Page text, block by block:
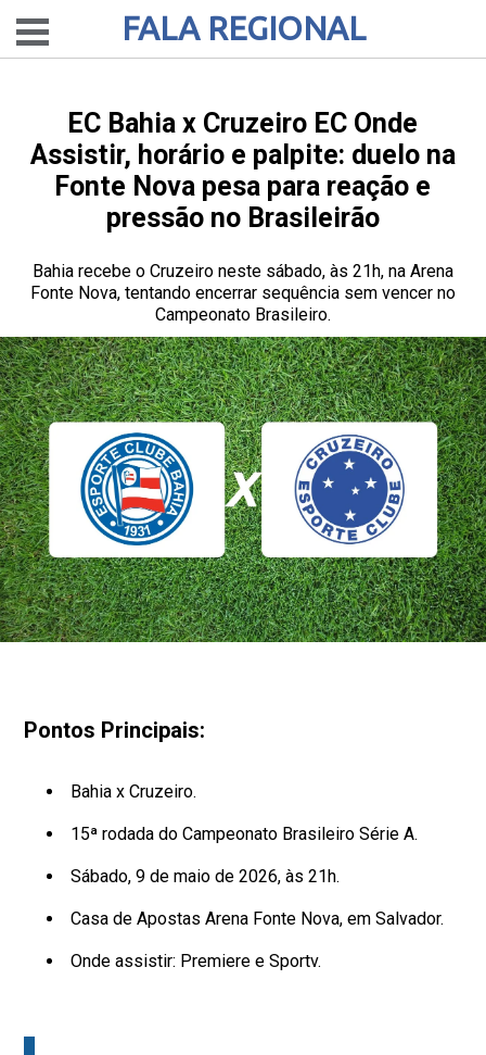
FALA REGIONAL
EC Bahia x Cruzeiro EC Onde
Assistir, horário e palpite: duelo na
Fonte Nova pesa para reação e
pressão no Brasileirão
Bahia recebe o Cruzeiro neste sábado, às 21h, na Arena
Fonte Nova, tentando encerrar sequência sem vencer no
Campeonato Brasileiro.
Pontos Principais:
Bahia x Cruzeiro.
15ª rodada do Campeonato Brasileiro Série A.
Sábado, 9 de maio de 2026, às 21h.
Casa de Apostas Arena Fonte Nova, em Salvador.
Onde assistir: Premiere e Sportv.